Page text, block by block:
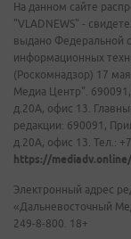
На данном сайте
"VLADNEWS" -
выдано Федеральной
информационных
(Роскомнадзор) 17
Медиа Центр". 690091,
д.20А, офис 13.
редакции: 690091,
д.20А, офис 13. Тел.:
https://mediadv.online/
Электронный адрес
«Дальневосточный
249-8-800. 18+